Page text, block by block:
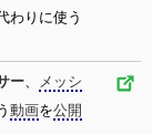
わりに使う
ー、
メッシ
動画を公開